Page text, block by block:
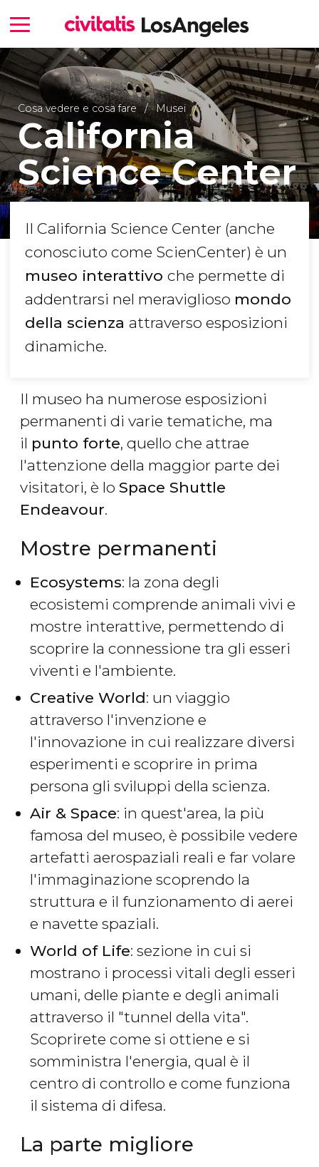
Cosa vedere e cosa fare Musei
California
Science Center
Il California Science Center (anche
conosciuto come ScienCenter) è un
museo interattivo che permette di
addentrarsi nel meraviglioso mondo
della scienza attraverso esposizioni
dinamiche.
Il museo ha numerose esposizioni
permanenti di varie tematiche, ma
il punto forte, quello che attrae
l'attenzione della maggior parte dei
visitatori, è lo Space Shuttle
Endeavour.
Mostre permanenti
Ecosystems: la zona degli
ecosistemi comprende animali vivi e
mostre interattive, permettendo di
scoprire la connessione tra gli esseri
viventi e l'ambiente.
Creative World: un viaggio
attraverso l'invenzione e
l'innovazione in cui realizzare diversi
esperimenti e scoprire in prima
persona gli sviluppi della scienza.
Air & Space: in quest'area, la più
famosa del museo, è possibile vedere
artefatti aerospaziali reali e far volare
l'immaginazione scoprendo la
struttura e il funzionamento di aerei
e navette spaziali.
World of Life: sezione in cui si
mostrano i processi vitali degli esseri
umani, delle piante e degli animali
attraverso il "tunnel della vita".
Scoprirete come si ottiene e si
somministra l'energia, qual è il
centro di controllo e come funziona
il sistema di difesa.
La parte migliore